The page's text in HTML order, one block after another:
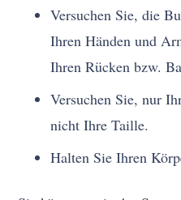
Versuchen Sie, die
Ihren Händen und
Ihren Rücken bzw.
Versuchen Sie, nur
nicht Ihre Taille.
Halten Sie Ihren